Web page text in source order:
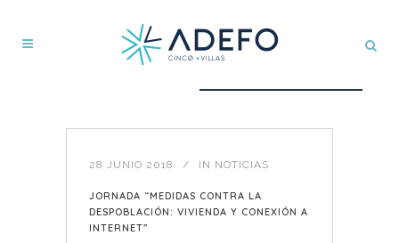
28 JUNIO 2018 IN NOTICIAS
JORNADA “MEDIDAS CONTRA LA
DESPOBLACIÓN: VIVIENDA Y CONEXIÓN A
INTERNET”